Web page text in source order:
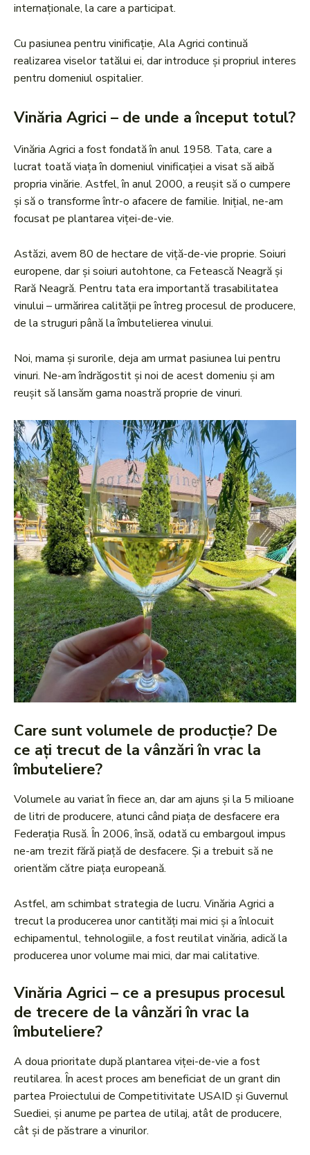
internaționale, la care a participat.
Cu pasiunea pentru vinificație, Ala Agrici continuă
realizarea viselor tatălui ei, dar introduce și propriul interes
pentru domeniul ospitalier.
Vinăria Agrici – de unde a început totul?
Vinăria Agrici a fost fondată în anul 1958. Tata, care a
lucrat toată viața în domeniul vinificației a visat să aibă
propria vinărie. Astfel, în anul 2000, a reușit să o cumpere
și să o transforme într-o afacere de familie. Inițial, ne-am
focusat pe plantarea viței-de-vie.
Astăzi, avem 80 de hectare de viță-de-vie proprie. Soiuri
europene, dar și soiuri autohtone, ca Fetească Neagră și
Rară Neagră. Pentru tata era importantă trasabilitatea
vinului – urmărirea calității pe întreg procesul de producere,
de la struguri până la îmbutelierea vinului.
Noi, mama și surorile, deja am urmat pasiunea lui pentru
vinuri. Ne-am îndrăgostit și noi de acest domeniu și am
reușit să lansăm gama noastră proprie de vinuri.
Care sunt volumele de producție? De
ce ați trecut de la vânzări în vrac la
îmbuteliere?
Volumele au variat în fiece an, dar am ajuns și la 5 milioane
de litri de producere, atunci când piața de desfacere era
Federația Rusă. În 2006, însă, odată cu embargoul impus
ne-am trezit fără piață de desfacere. Și a trebuit să ne
orientăm către piața europeană.
Astfel, am schimbat strategia de lucru. Vinăria Agrici a
trecut la producerea unor cantități mai mici și a înlocuit
echipamentul, tehnologiile, a fost reutilat vinăria, adică la
producerea unor volume mai mici, dar mai calitative.
Vinăria Agrici – ce a presupus procesul
de trecere de la vânzări în vrac la
îmbuteliere?
A doua prioritate după plantarea viței-de-vie a fost
reutilarea. În acest proces am beneficiat de un grant din
partea Proiectului de Competitivitate USAID și Guvernul
Suediei, și anume pe partea de utilaj, atât de producere,
cât și de păstrare a vinurilor.